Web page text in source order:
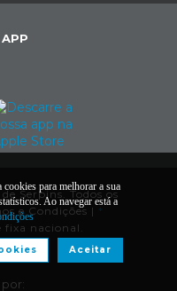
Serpins. Todos os
e Condições | *
fixa nacional.
para melhorar a sua
Ao navegar está a
Aceitar